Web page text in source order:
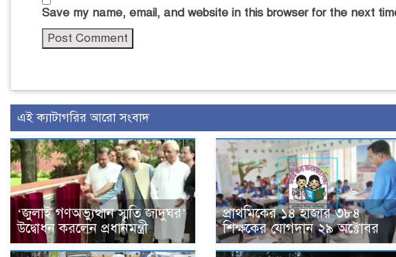
Save my name, email, and website in this browser for the next
এই ক্যাটাগরির আরো সংবাদ
‘জুলাই গণঅভ্যুত্থান স্মৃতি জাদুঘর’
উদ্বোধন করলেন প্রধানমন্ত্রী
প্রাথমিকের ১৪ হাজার ৩৮৪
শিক্ষকের যোগদান ২৯ অক্টোবর